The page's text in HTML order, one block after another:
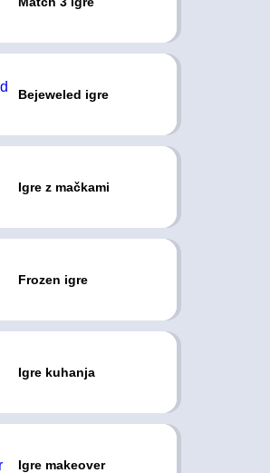
Bejeweled igre
Igre z mačkami
Frozen igre
Igre kuhanja
Igre makeover